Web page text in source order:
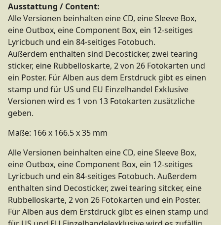
Ausstattung / Content:
Alle Versionen beinhalten eine CD, eine Sleeve Box,
eine Outbox, eine Component Box, ein 12-seitiges
Lyricbuch und ein 84-seitiges Fotobuch.
Außerdem enthalten sind Decosticker, zwei tearing
sticker, eine Rubbelloskarte, 2 von 26 Fotokarten und
ein Poster. Für Alben aus dem Erstdruck gibt es einen
stamp und für US und EU Einzelhandel Exklusive
Versionen wird es 1 von 13 Fotokarten zusätzliche
geben.
Maße: 166 x 166.5 x 35 mm
Alle Versionen beinhalten eine CD, eine Sleeve Box,
eine Outbox, eine Component Box, ein 12-seitiges
Lyricbuch und ein 84-seitiges Fotobuch. Außerdem
enthalten sind Decosticker, zwei tearing sitcker, eine
Rubbelloskarte, 2 von 26 Fotokarten und ein Poster.
Für Alben aus dem Erstdruck gibt es einen stamp und